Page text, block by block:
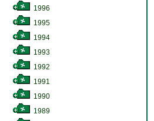
1996
1995
1994
1993
1992
1991
1990
1989